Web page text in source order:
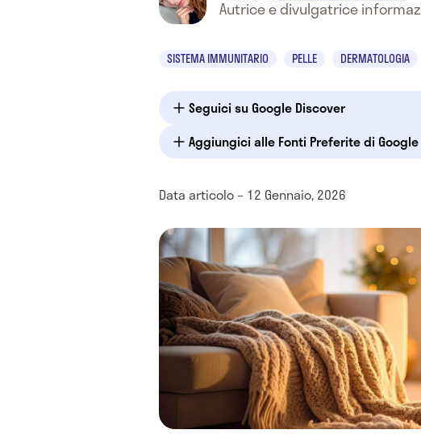
Autrice e divulgatrice
SISTEMA IMMUNITARIO PELLE DERMATOLOGIA
Seguici su Google Discover
Aggiungici alle Fonti Preferite di Google
Data articolo – 12 Gennaio, 2026